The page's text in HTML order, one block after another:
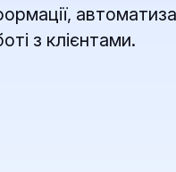
з клієнтами.